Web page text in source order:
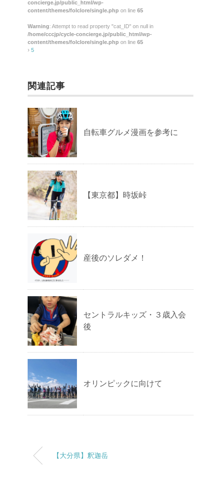
concierge.jp/public_html/wp-
content/themes/folclore/single.php on line 65
Warning: Attempt to read property "cat_ID" on null in
/home/cccjp/cycle-concierge.jp/public_html/wp-
content/themes/folclore/single.php on line 65
› 5
関連記事
自転車グルメ漫画を参考に
【東京都】時坂峠
産後のソレダメ！
セントラルキッズ・３歳入会
後
オリンピックに向けて
【大分県】釈迦岳